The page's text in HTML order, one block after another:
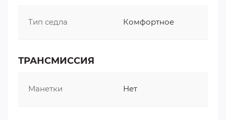
Тип седла Комфортное
ТРАНСМИССИЯ
Манетки Нет